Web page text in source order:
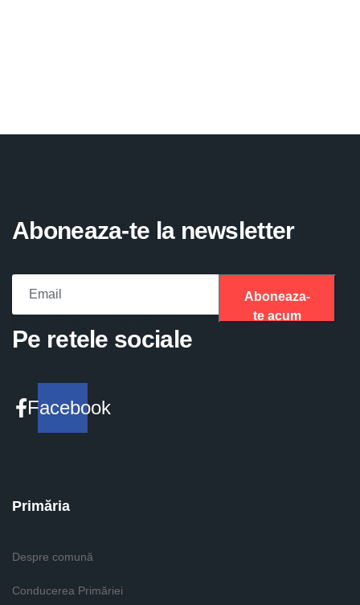
Aboneaza-te la newsletter
Aboneaza-
te acum
Pe retele sociale
Facebook
Primăria
Despre comună
Conducerea Primăriei